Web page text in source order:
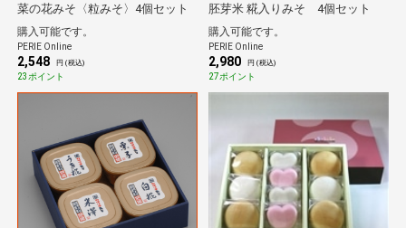
菜の花みそ〈粒みそ〉4個セット
購入可能です。
PERIE Online
2,548 円 (税込)
23ポイント
胚芽米 糀入りみそ 4個セット
購入可能です。
PERIE Online
2,980 円 (税込)
27ポイント